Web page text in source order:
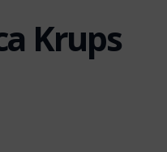
Krups